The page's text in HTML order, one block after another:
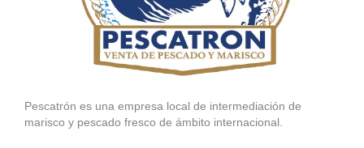
Pescatrón es una empresa local de intermediación de
marisco y pescado fresco de ámbito internacional.